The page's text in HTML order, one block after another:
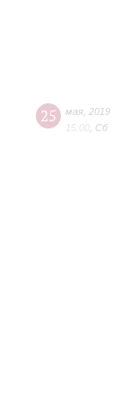
25 мая 2019
15:00 Сб